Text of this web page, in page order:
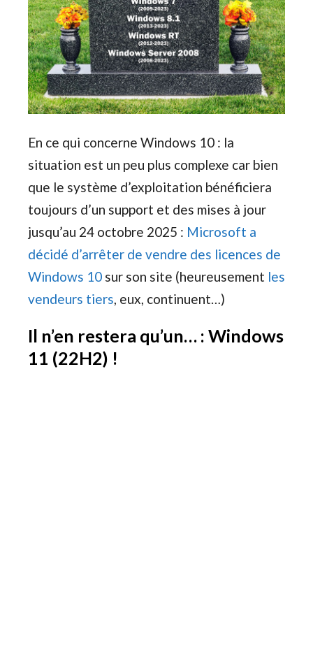
En ce qui concerne Windows 10 : la
situation est un peu plus complexe car bien
que le système d’exploitation bénéficiera
toujours d’un support et des mises à jour
jusqu’au 24 octobre 2025 : Microsoft a
décidé d’arrêter de vendre des licences de
Windows 10 sur son site (heureusement les
vendeurs tiers, eux, continuent…)
Il n’en restera qu’un… : Windows
11 (22H2) !